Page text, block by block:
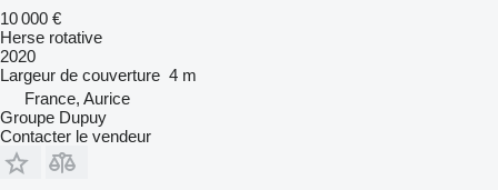
10 000 €
Herse rotative
2020
Largeur de couverture 4 m
France, Aurice
Groupe Dupuy
Contacter le vendeur